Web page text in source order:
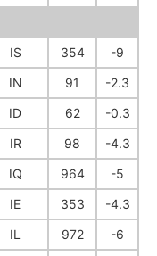
IS 354
-9
IN 91
-2.3
ID 62
-0.3
IR 98
-4.3
IQ 964
-5
IE 353
-4.3
IL 972
-6